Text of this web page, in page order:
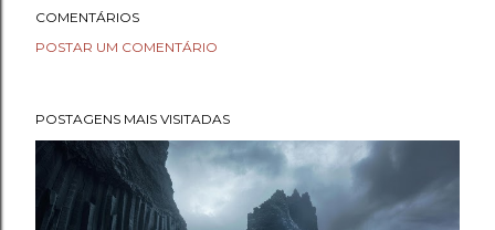
COMENTÁRIOS
POSTAR UM COMENTÁRIO
POSTAGENS MAIS VISITADAS